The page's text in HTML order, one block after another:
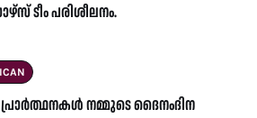
ടീം പരിശീലനം.
നമ്മുടെ ദൈനംദിന